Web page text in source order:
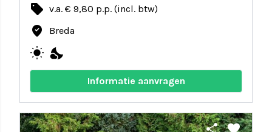
local_offer v.a. € 9,80 p.p. (incl. btw)
where_to_vote Breda
wb_sunny nights_stay
Informatie aanvragen